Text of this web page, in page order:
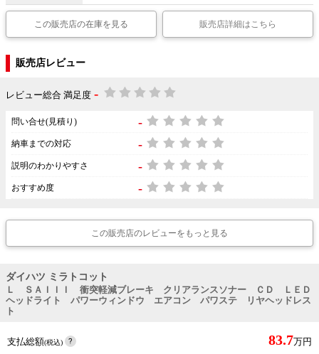
この販売店の在庫を見る 販売店詳細はこちら
販売店レビュー
レビュー総合 満足度 -
問い合せ(見積り) -
納車までの対応 -
説明のわかりやすさ -
おすすめ度 -
この販売店のレビューをもっと見る
ダイハツ ミラトコット
Ｌ ＳＡＩＩＩ 衝突軽減ブレーキ クリアランスソナー ＣＤ ＬＥＤ
ヘッドライト パワーウィンドウ エアコン パワステ リヤヘッドレス
ト
支払総額(税込) 83.7万円